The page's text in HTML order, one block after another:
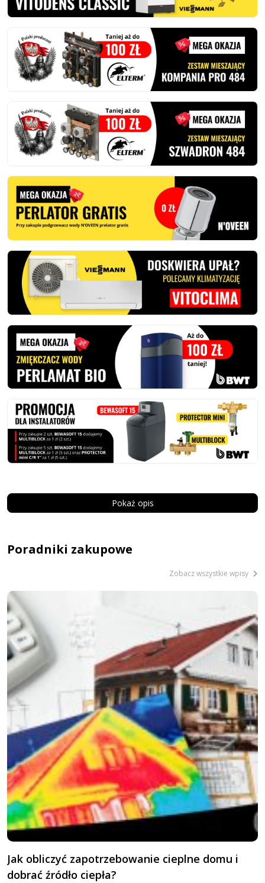
Pokaż opis
Poradniki zakupowe
Zobacz wszystkie wpisy
Jak obliczyć zapotrzebowanie cieplne domu i
dobrać źródło ciepła?